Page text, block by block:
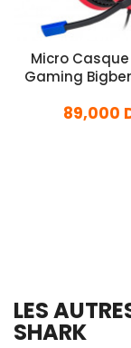
Micro
Gaming
Rouge
89,000
LES
SHARK